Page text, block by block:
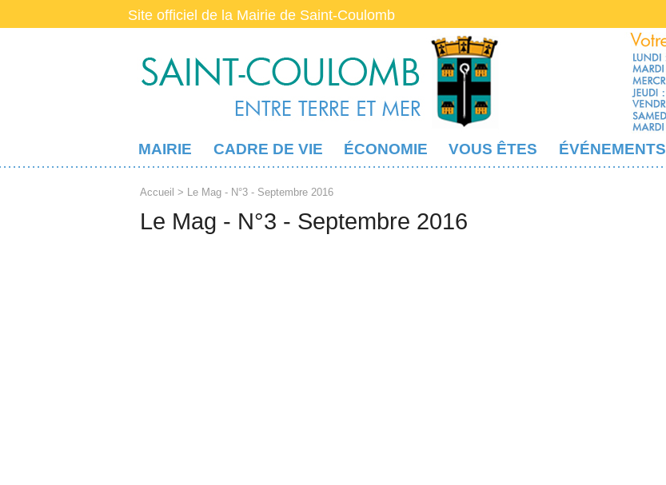
Site officiel de la Mairie de Saint-Coulomb
MAIRIE CADRE DE VIE ÉCONOMIE VOUS ÊTES ÉVÉNEMENTS
Accueil > Le Mag - N°3 - Septembre 2016
Le Mag - N°3 - Septembre 2016